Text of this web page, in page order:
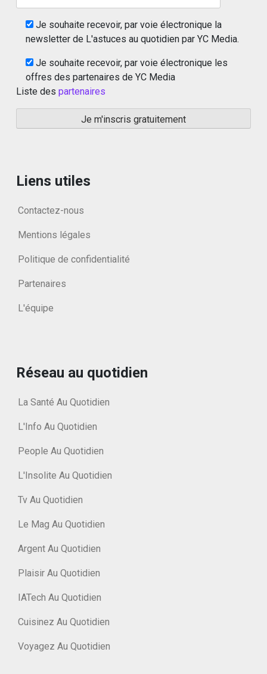
Je souhaite recevoir, par voie électronique la
newsletter de L'astuces au quotidien par YC Media.
Je souhaite recevoir, par voie électronique les
offres des partenaires de YC Media
Liste des partenaires
Liens utiles
Contactez-nous
Mentions légales
Politique de confidentialité
Partenaires
L'équipe
Réseau au quotidien
La Santé Au Quotidien
L'Info Au Quotidien
People Au Quotidien
L'Insolite Au Quotidien
Tv Au Quotidien
Le Mag Au Quotidien
Argent Au Quotidien
Plaisir Au Quotidien
IATech Au Quotidien
Cuisinez Au Quotidien
Voyagez Au Quotidien